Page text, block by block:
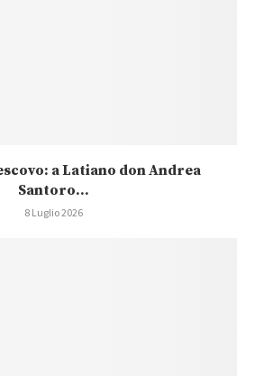
a Latiano don Andrea
Santoro...
8 Luglio 2026